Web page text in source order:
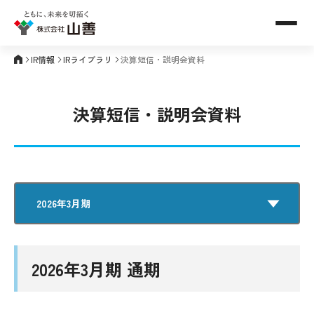
メニュ
IR情報 IRライブラリ 決算短信・説明会資料
決算短信・説明会資料
2026年3月期 通期